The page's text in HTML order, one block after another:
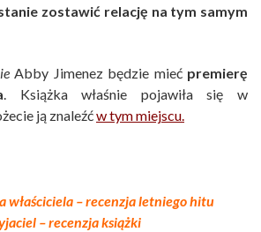
zostawić relację na tym samym
Abby Jimenez będzie mieć premierę
. Książka właśnie pojawiła się w
ją znaleźćw tym miejscu.
właściciela – recenzja letniego hitu
– recenzja książki